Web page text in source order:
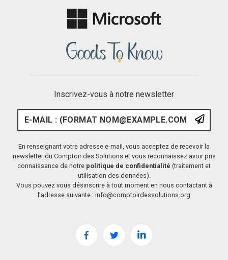
Inscrivez-vous à notre newsletter
E-mail : (format
En renseignant votre adresse e-mail, vous acceptez de recevoir la
newsletter du Comptoir des Solutions et vous reconnaissez avoir pris
connaissance de notre politique de confidentialité (traitement et
utilisation des données).
Vous pouvez vous désinscrire à tout moment en nous contactant à
l’adresse suivante : info@comptoirdessolutions.org
FacebookTwitterLinkedIn